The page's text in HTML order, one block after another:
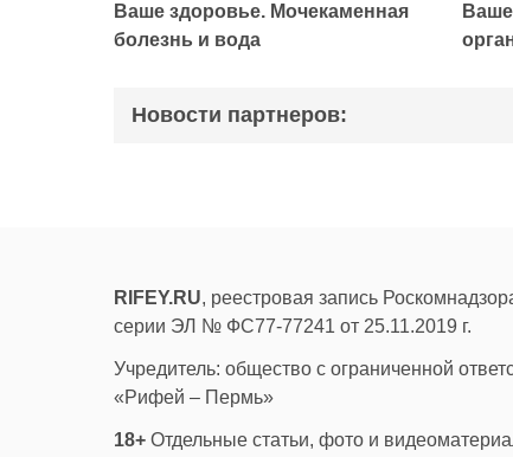
Ваше здоровье. Мочекаменная
болезнь и вода
Новости партнеров:
RIFEY.RU, реестровая запись
серии ЭЛ № ФС77-77241 от 25.11.2019 г.
Учредитель: общество с ограниченной
«Рифей – Пермь»
18+ Отдельные статьи, фото и